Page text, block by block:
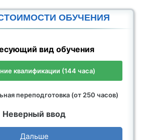
ОБУЧЕНИЯ
вид обучения
квалификации (144 часа)
переподготовка (от 250 часов)
Неверный ввод
Дальше